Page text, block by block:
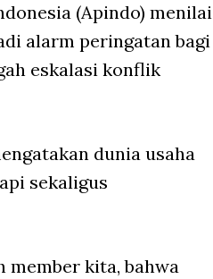
(Apindo) menilai
alarm peringatan bagi
eskalasi konflik
dunia usaha
sekaligus
member kita, bahwa